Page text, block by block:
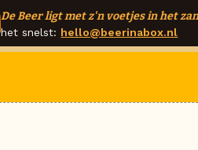
De Beer ligt met z'n voetjes in het
het snelst: hello@beerinabox.nl